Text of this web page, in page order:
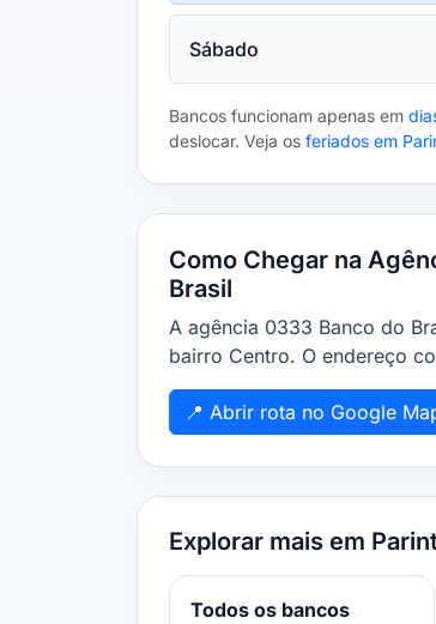
Sábado
Bancos funcionam apenas em
deslocar. Veja os feriados em
Como Chegar na
Brasil
A agência 0333 Banco do
bairro Centro. O endereço
📍 Abrir rota no Google
Explorar mais em
Todos os bancos